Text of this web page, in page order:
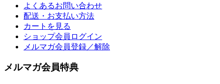
よくあるお問い合わせ
配送・お支払い方法
カートを見る
ショップ会員ログイン
メルマガ会員登録／解除
メルマガ会員特典